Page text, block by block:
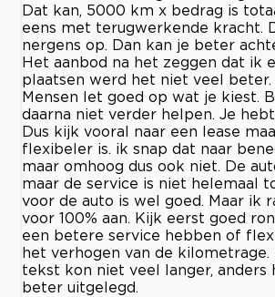
Dat kan, 5000 km x bedrag is
eens met terugwerkende kracht.
nergens op. Dan kan je beter
Het aanbod na het zeggen dat ik
plaatsen werd het niet veel beter.
Mensen let goed op wat je kiest.
daarna niet verder helpen. Je
Dus kijk vooral naar een lease
flexibeler is. ik snap dat naar
maar omhoog dus ook niet. De
maar de service is niet helemaal
voor de auto is wel goed. Maar ik
voor 100% aan. Kijk eerst goed
een betere service hebben of
het verhogen van de kilometrage.
tekst kon niet veel langer, anders
beter uitgelegd.